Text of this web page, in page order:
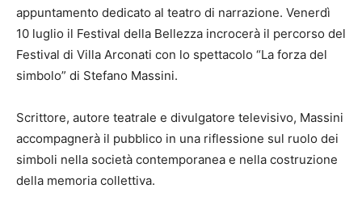
appuntamento dedicato al teatro di narrazione. Venerdì
10 luglio il Festival della Bellezza incrocerà il percorso del
Festival di Villa Arconati con lo spettacolo “La forza del
simbolo” di Stefano Massini.
Scrittore, autore teatrale e divulgatore televisivo, Massini
accompagnerà il pubblico in una riflessione sul ruolo dei
simboli nella società contemporanea e nella costruzione
della memoria collettiva.